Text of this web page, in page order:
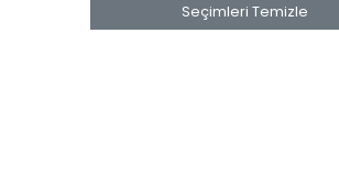
Seçimleri Temizle